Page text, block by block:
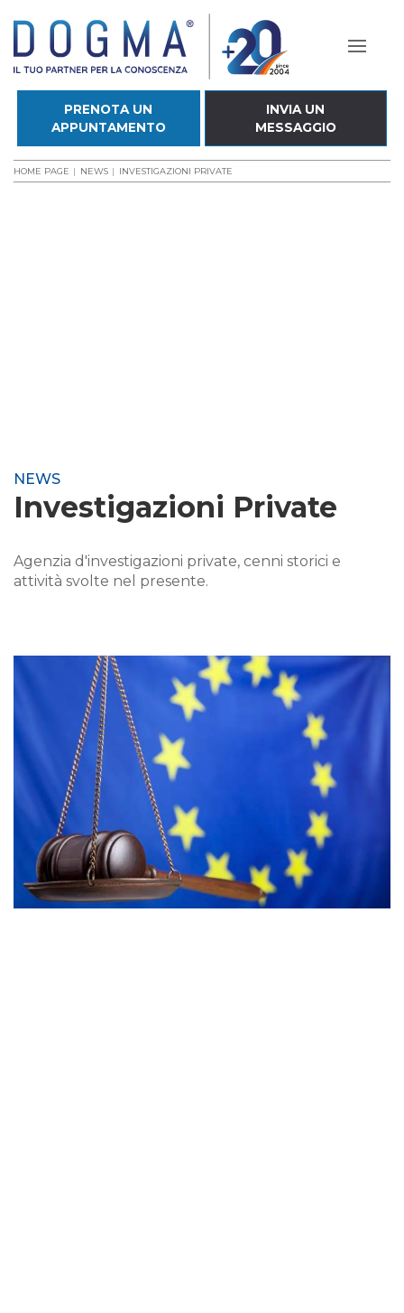
PRENOTA UN
APPUNTAMENTO
INVIA UN
MESSAGGIO
HOME PAGE NEWS INVESTIGAZIONI PRIVATE
NEWS
Investigazioni Private
Agenzia d'investigazioni private, cenni storici e
attività svolte nel presente.